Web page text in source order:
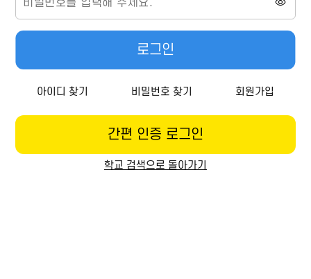
로그인
아이디 찾기 비밀번호 찾기 회원가입
간편 인증 로그인
학교 검색으로 돌아가기